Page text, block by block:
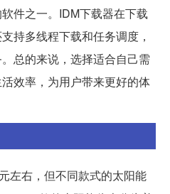
件之一。IDM下载器在下载
持多线程下载和任务调度，
总的来说，选择适合自己需
效率，为用户带来更好的体
左右，但不同款式的太阳能